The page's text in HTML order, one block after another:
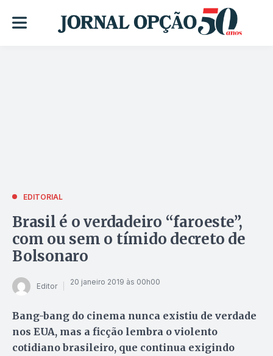
EDITORIAL
Brasil é o verdadeiro “faroeste”,
com ou sem o tímido decreto de
Bolsonaro
Editor 20 janeiro 2019 às 00h00
Bang-bang do cinema nunca existiu de verdade
nos EUA, mas a ficção lembra o violento
cotidiano brasileiro, que continua exigindo